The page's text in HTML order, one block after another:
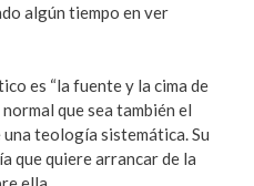
algún tiempo en ver
es “la fuente y la cima de
que sea también el
teología sistemática. Su
que quiere arrancar de la